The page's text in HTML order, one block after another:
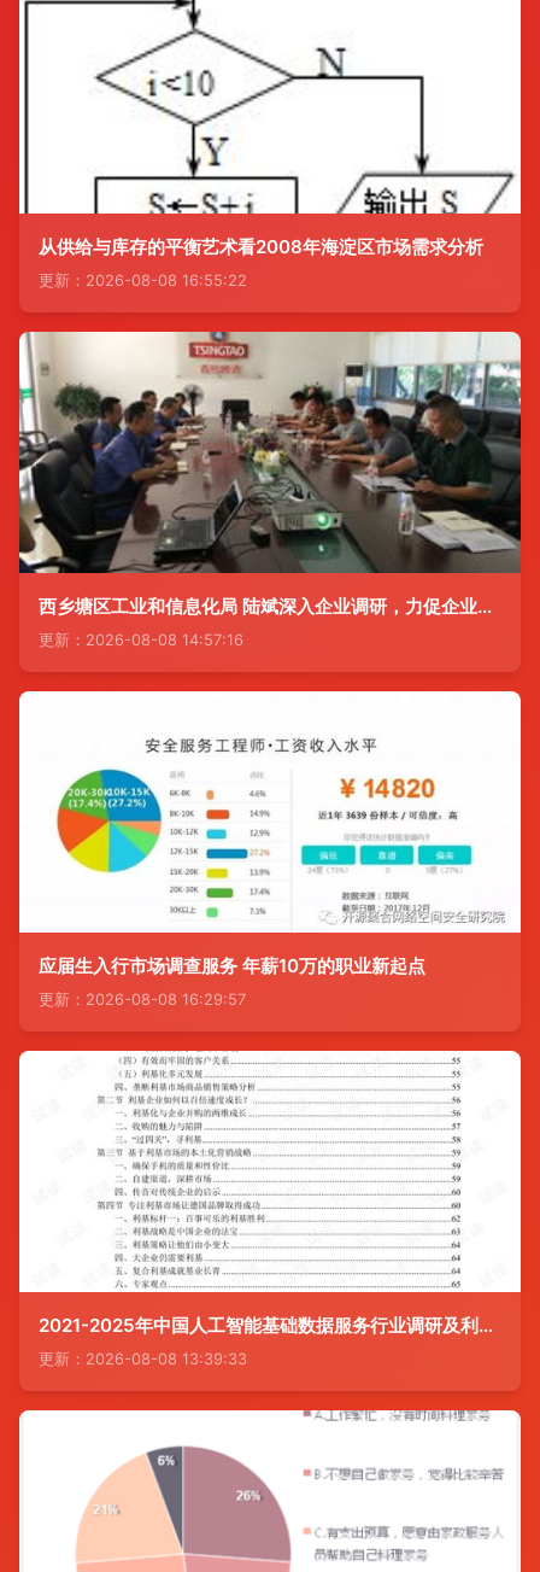
从供给与库存的平衡艺术看2008年海淀区市场需求分析
更新：2026-08-08 16:55:22
西乡塘区工业和信息化局 陆斌深入企业调研，力促企业转型升级与市场调研服务
更新：2026-08-08 14:57:16
应届生入行市场调查服务 年薪10万的职业新起点
更新：2026-08-08 16:29:57
2021-2025年中国人工智能基础数据服务行业调研及利基市场战略咨询报告
更新：2026-08-08 13:39:33